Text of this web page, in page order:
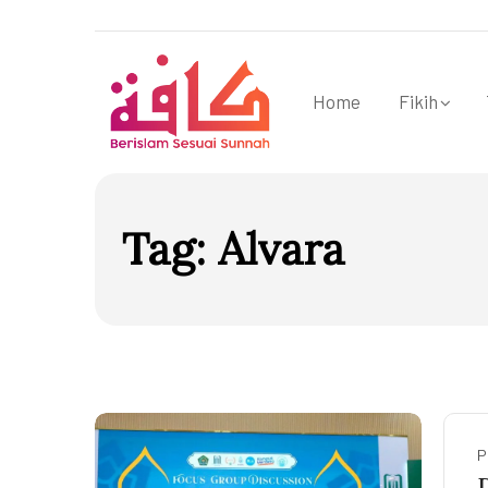
Home Fikih
Tag: Alvara